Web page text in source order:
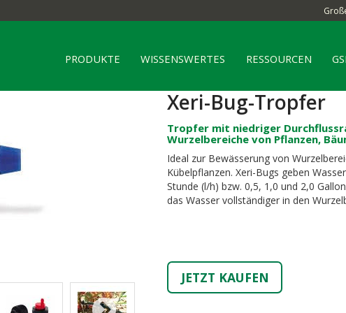
PRODUKTE WISSENSWERTES RESSOURCEN
Xeri-Bug-Tropfer
Tropfer mit niedriger
Wurzelbereiche von Pflanzen,
Ideal zur Bewässerung von
Kübelpflanzen. Xeri-Bugs geben
Stunde (l/h) bzw. 0,5, 1,0 und 2,0
das Wasser vollständiger in den
JETZT KAUFEN